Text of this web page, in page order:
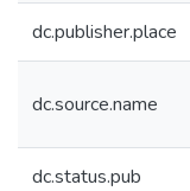
dc.publisher.place
dc.source.name
dc.status.pub